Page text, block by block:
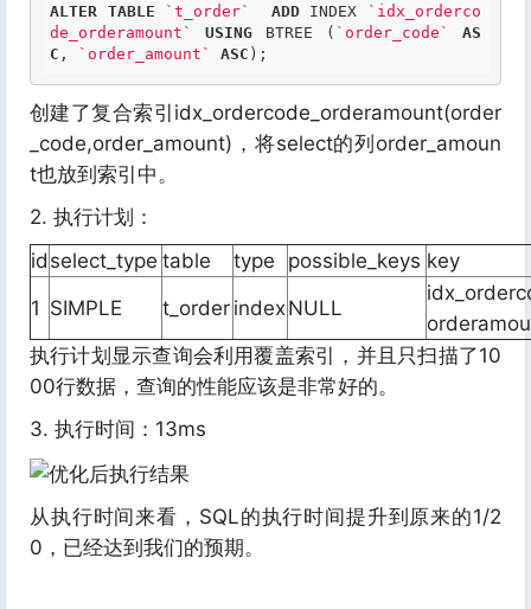
ALTER TABLE `t_order` ADD INDEX
`idx_orderco
de_orderamount`
USING BTREE ( `order_code`
AS
C , `order_amount` ASC );
创建了复合索引idx_ordercode_orderamount(order
_code,order_amount)，将select的列order_amoun
t也放到索引中。
2. 执行计划：
id select_type table type possible_keys key
1 SIMPLE t_order indexNULL
执行计划显示查询会利用覆盖索引，并且只扫描了10
00行数据，查询的性能应该是非常好的。
3. 执行时间：13ms
从执行时间来看，SQL的执行时间提升到原来的1/2
0，已经达到我们的预期。